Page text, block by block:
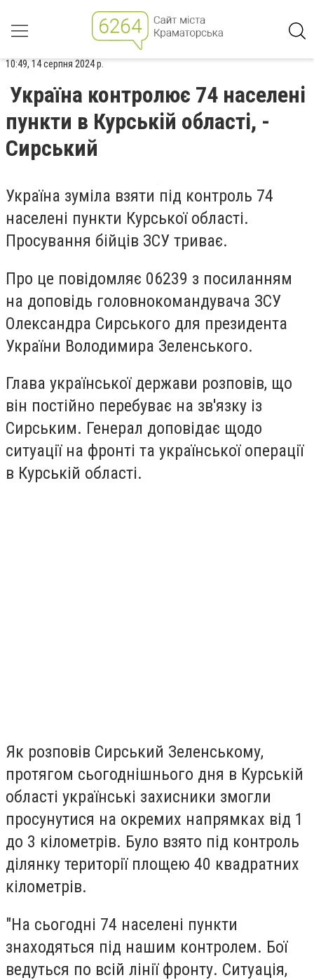
10:49, 14 серпня 2024 р.
Україна контролює 74 населені
пункти в Курській області, -
Сирський
Україна зуміла взяти під контроль 74
населені пункти Курської області.
Просування бійців ЗСУ триває.
Про це повідомляє 06239 з посиланням
на доповідь головнокомандувача ЗСУ
Олександра Сирського для президента
України Володимира Зеленського.
Глава української держави розповів, що
він постійно перебуває на зв'язку із
Сирським. Генерал доповідає щодо
ситуації на фронті та української операції
в Курській області.
Як розповів Сирський Зеленському,
протягом сьогоднішнього дня в Курській
області українські захисники змогли
просунутися на окремих напрямках від 1
до 3 кілометрів. Було взято під контроль
ділянку території площею 40 квадратних
кілометрів.
"На сьогодні 74 населені пункти
знаходяться під нашим контролем. Бої
ведуться по всій лінії фронту. Ситуація,